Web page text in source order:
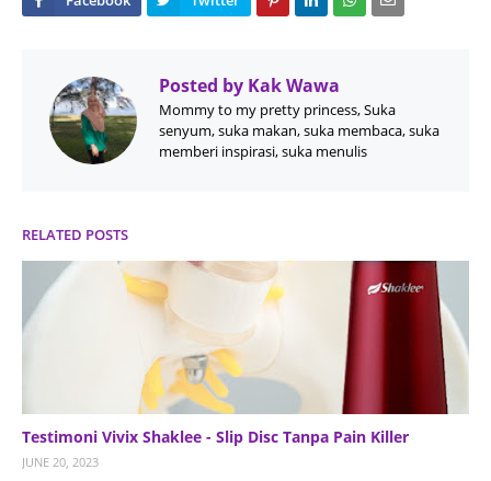
Posted by Kak Wawa
Mommy to my pretty princess, Suka
senyum, suka makan, suka membaca, suka
memberi inspirasi, suka menulis
RELATED POSTS
Testimoni Vivix Shaklee - Slip Disc Tanpa Pain Killer
JUNE 20, 2023